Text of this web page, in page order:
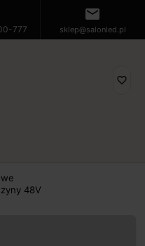
777
mail
sklep@salonled.pl
favorite_border
48V